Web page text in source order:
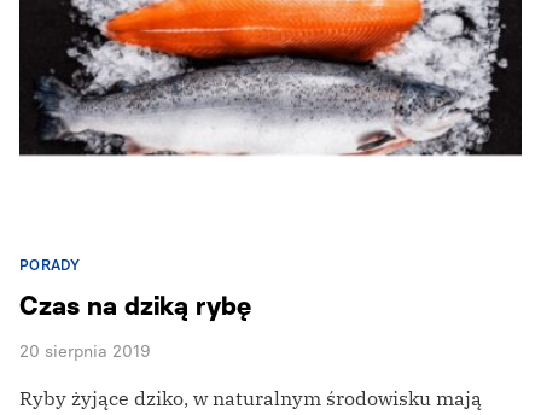
PORADY
Czas na dziką rybę
20 sierpnia 2019
Ryby żyjące dziko, w naturalnym środowisku mają